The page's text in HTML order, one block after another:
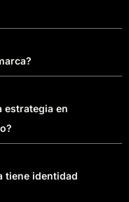
estrategia en
tiene identidad